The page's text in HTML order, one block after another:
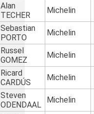
Alan
TECHER
Michelin
Sebastian
PORTO
Michelin
Russel
GOMEZ
Michelin
Ricard
CARDÚS
Michelin
Steven
ODENDAAL
Michelin